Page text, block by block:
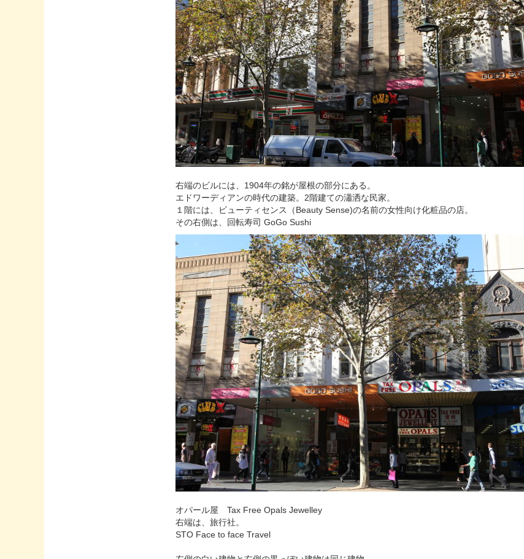
右端のビルには、1904年の銘が屋根の部分にある。
エドワーディアンの時代の建築。2階建ての瀟洒な民家。
１階には、ビューティセンス（Beauty Sense)の名前の女性向け化粧品の店。
その右側は、回転寿司 GoGo Sushi
オパール屋 Tax Free Opals Jewelley
右端は、旅行社。
STO Face to face Travel